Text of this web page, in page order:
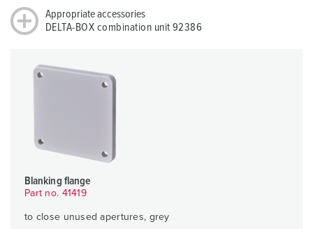
Appropriate accessories
DELTA-BOX combination unit 92386
Blanking flange
Part no. 41419
to close unused apertures, grey